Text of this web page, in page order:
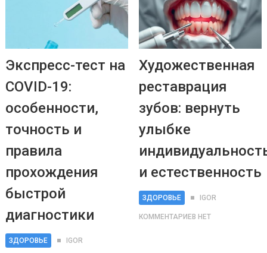
Экспресс-тест на
COVID-19:
особенности,
точность и
правила
прохождения
быстрой
диагностики
ЗДОРОВЬЕ IGOR
Художественная
реставрация
зубов: вернуть
улыбке
и естественность
ЗДОРОВЬЕ IGOR
КОММЕНТАРИЕВ НЕТ